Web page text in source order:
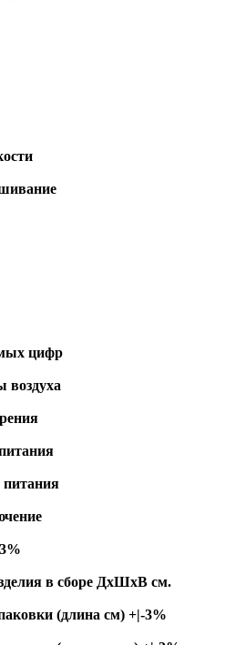
цифр
воздуха
питания
в сборе ДxШxВ см.
(длина см) +|-3%